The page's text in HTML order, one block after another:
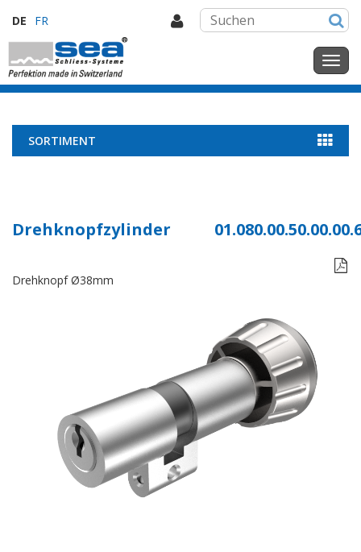
DE FR
SORTIMENT
Drehknopfzylinder

Drehknopf Ø38mm